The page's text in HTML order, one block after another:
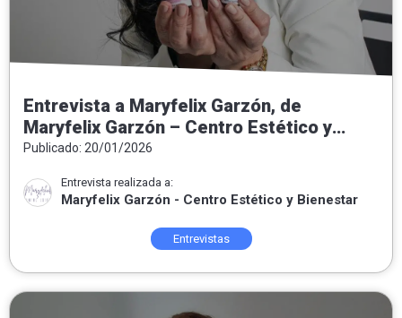
Entrevista a Maryfelix Garzón, de
Maryfelix Garzón – Centro Estético y
Bienestar: «El acné no es el enemigo, es
Publicado: 20/01/2026
Entrevista realizada a:
Maryfelix Garzón - Centro Estético y Bienestar
Entrevistas